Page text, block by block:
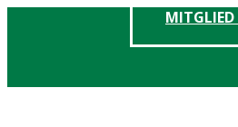
MITGLIED